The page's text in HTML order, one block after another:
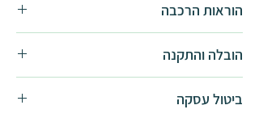
הוראות הרכבה
הובלה והתקנה
התקנה על משטח\חיפוי מיוחד ו\או אביזרי
ביטול עסקה